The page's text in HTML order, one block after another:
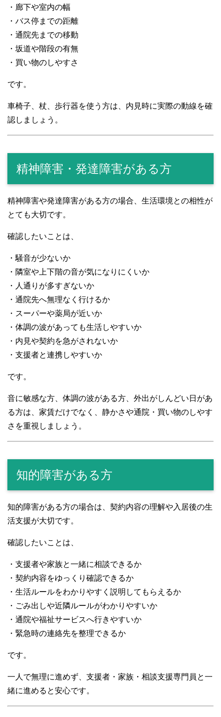
・廊下や室内の幅
・バス停までの距離
・通院先までの移動
・坂道や階段の有無
・買い物のしやすさ
です。
車椅子、杖、歩行器を使う方は、内見時に実際の動線を確
認しましょう。
精神障害・発達障害がある方
精神障害や発達障害がある方の場合、生活環境との相性が
とても大切です。
確認したいことは、
・騒音が少ないか
・隣室や上下階の音が気になりにくいか
・人通りが多すぎないか
・通院先へ無理なく行けるか
・スーパーや薬局が近いか
・体調の波があっても生活しやすいか
・内見や契約を急がされないか
・支援者と連携しやすいか
です。
音に敏感な方、体調の波がある方、外出がしんどい日があ
る方は、家賃だけでなく、静かさや通院・買い物のしやす
さを重視しましょう。
知的障害がある方
知的障害がある方の場合は、契約内容の理解や入居後の生
活支援が大切です。
確認したいことは、
・支援者や家族と一緒に相談できるか
・契約内容をゆっくり確認できるか
・生活ルールをわかりやすく説明してもらえるか
・ごみ出しや近隣ルールがわかりやすいか
・通院や福祉サービスへ行きやすいか
・緊急時の連絡先を整理できるか
です。
一人で無理に進めず、支援者・家族・相談支援専門員と一
緒に進めると安心です。